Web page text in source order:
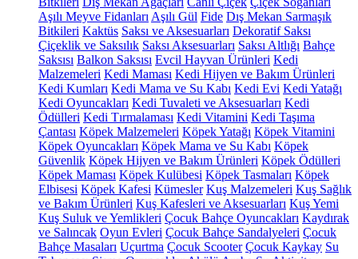
Aşılı Meyve Fidanları Aşılı Gül Fide Dış Mekan Sarmaşık
Bitkileri Kaktüs Saksı ve Aksesuarları Dekoratif Saksı
Çiçeklik ve Saksılık Saksı Aksesuarları Saksı Altlığı Bahçe
Saksısı Balkon Saksısı Evcil Hayvan Ürünleri Kedi
Malzemeleri Kedi Maması Kedi Hijyen ve Bakım Ürünleri
Kedi Kumları Kedi Mama ve Su Kabı Kedi Evi Kedi Yatağı
Kedi Oyuncakları Kedi Tuvaleti ve Aksesuarları Kedi
Ödülleri Kedi Tırmalaması Kedi Vitamini Kedi Taşıma
Çantası Köpek Malzemeleri Köpek Yatağı Köpek Vitamini
Köpek Oyuncakları Köpek Mama ve Su Kabı Köpek
Güvenlik Köpek Hijyen ve Bakım Ürünleri Köpek Ödülleri
Köpek Maması Köpek Kulübesi Köpek Tasmaları Köpek
Elbisesi Köpek Kafesi Kümesler Kuş Malzemeleri Kuş Sağlık
ve Bakım Ürünleri Kuş Kafesleri ve Aksesuarları Kuş Yemi
Kuş Suluk ve Yemlikleri Çocuk Bahçe Oyuncakları Kaydırak
ve Salıncak Oyun Evleri Çocuk Bahçe Sandalyeleri Çocuk
Bahçe Masaları Uçurtma Çocuk Scooter Çocuk Kaykay Su